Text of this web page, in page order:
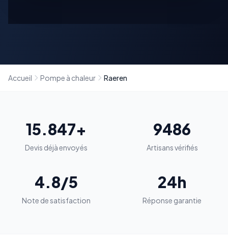
Accueil Pompe à chaleur Raeren
15.847+
Devis déjà envoyés
9486
Artisans vérifiés
4.8/5
Note de satisfaction
24h
Réponse garantie